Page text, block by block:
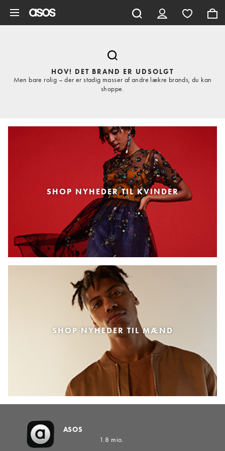
HOV! DET BRAND ER UDSOLGT
Men bare rolig – der er stadig masser af andre lækre brands, du kan
shoppe.
SHOP NYHEDER TIL KVINDER
SHOP NYHEDER TIL MÆND
ASOS
1.8 mio.